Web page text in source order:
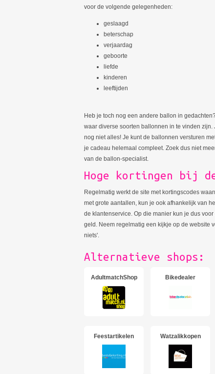
voor de volgende gelegenheden:
geslaagd
beterschap
verjaardag
geboorte
liefde
kinderen
leeftijden
Heb je toch nog een andere ballon in
waar diverse soorten ballonnen in te vinden
nog niet alles! Je kunt de ballonnen versturen
je cadeau helemaal compleet. Zoek dus niet
van de ballon-specialist.
Hoge kortingen bij
Regelmatig werkt de site met kortingscodes
met grote aantallen, kun je ook afhankelijk van
de klantenservice. Op die manier kun je dus
geld. Neem regelmatig een kijkje op de website
niets'.
Alternatieve shops:
AdultmatchShop Bikedealer
Feestartikelen Watzalikkopen